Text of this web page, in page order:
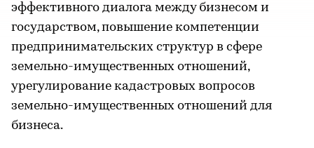
эффективного диалога между бизнесом и
государством, повышение компетенции
предпринимательских структур в сфере
земельно-имущественных отношений,
урегулирование кадастровых вопросов
земельно-имущественных отношений для
бизнеса.